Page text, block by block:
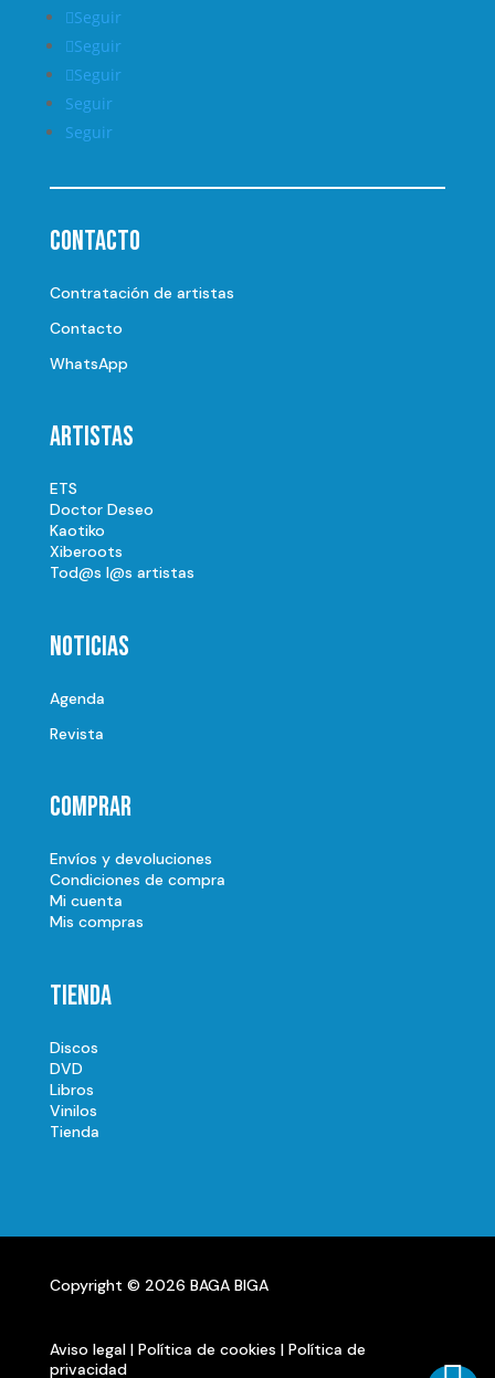
Seguir
Seguir
Seguir
Seguir
Seguir
Contacto
Contratación de artistas
Contacto
WhatsApp
Artistas
ETS
Doctor Deseo
Kaotiko
Xiberoots
Tod@s l@s artistas
Noticias
Agenda
Revista
Comprar
Envíos y devoluciones
Condiciones de compra
Mi cuenta
Mis compras
Tienda
Discos
DVD
Libros
Vinilos
Tienda
Copyright © 2026 BAGA BIGA
Aviso legal| Política de cookies | Política de
privacidad